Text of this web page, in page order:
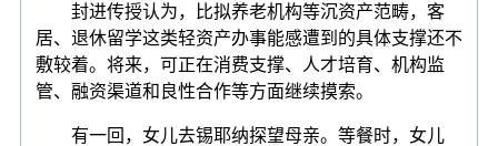
封进传授认为，比拟养老机构等沉资产范畴，客
居、退休留学这类轻资产办事能感遭到的具体支撑还不
敷较着。将来，可正在消费支撑、人才培育、机构监
管、融资渠道和良性合作等方面继续摸索。
有一回，女儿去锡耶纳探望母亲。等餐时，女儿